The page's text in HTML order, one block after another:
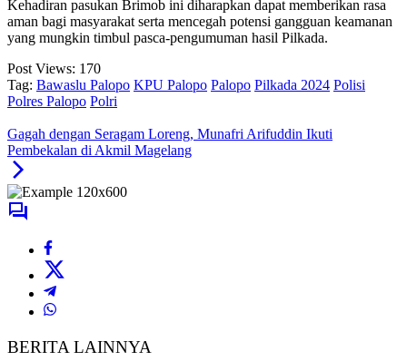
Kehadiran pasukan Brimob ini diharapkan dapat memberikan rasa
aman bagi masyarakat serta mencegah potensi gangguan keamanan
yang mungkin timbul pasca-pengumuman hasil Pilkada.
Post Views: 170
Tag: Bawaslu Palopo KPU Palopo Palopo Pilkada 2024 Polisi
Polres Palopo Polri
Gagah dengan Seragam Loreng, Munafri Arifuddin Ikuti
Pembekalan di Akmil Magelang
BERITA LAINNYA